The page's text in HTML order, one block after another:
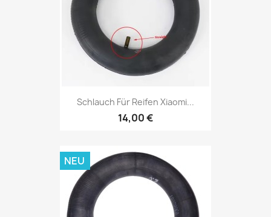
Schlauch Für Reifen Xiaomi...
14,00 €
NEU